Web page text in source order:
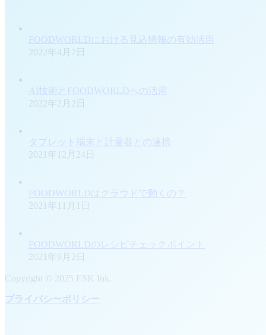
FOODWORLDにおける見込情報の有効活用
2022年4月7日
AI技術とFOODWORLDへの活用
2022年2月2日
タブレット端末と計量器との連携
2021年12月24日
FOODWORLDはクラウドで動くの？
2021年11月1日
FOODWORLDのレシピチェックポイント
2021年9月2日
Copyright © 2025 ESK Ink.
プライバシーポリシー